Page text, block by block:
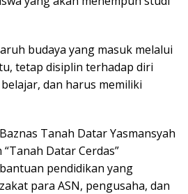
budaya yang masuk melalui
tetap disiplin terhadap diri
dan harus memiliki
Tanah Datar Yasmansyah
Datar Cerdas”
pendidikan yang
para ASN, pengusaha, dan